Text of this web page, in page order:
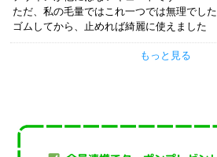
ただ、私の毛量ではこれ一つでは無理でした
ゴムしてから、止めれば綺麗に使えました
もっと見る